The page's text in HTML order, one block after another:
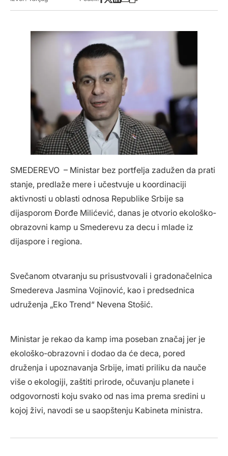
SMEDEREVO – Ministar bez portfelja zadužen da prati
stanje, predlaže mere i učestvuje u koordinaciji
aktivnosti u oblasti odnosa Republike Srbije sa
dijasporom Đorđe Milićević, danas je otvorio ekološko-
obrazovni kamp u Smederevu za decu i mlade iz
dijaspore i regiona.
Svečanom otvaranju su prisustvovali i gradonačelnica
Smedereva Jasmina Vojinović, kao i predsednica
udruženja „Eko Trend“ Nevena Stošić.
Ministar je rekao da kamp ima poseban značaj jer je
ekološko-obrazovni i dodao da će deca, pored
druženja i upoznavanja Srbije, imati priliku da nauče
više o ekologiji, zaštiti prirode, očuvanju planete i
odgovornosti koju svako od nas ima prema sredini u
kojoj živi, navodi se u saopštenju Kabineta ministra.